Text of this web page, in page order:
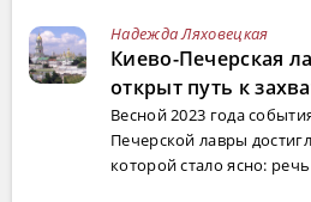
Надежда Ляховецкая
Киево-Печерская
открыт путь к
Весной 2023 года
Печерской лавры
которой стало ясно: